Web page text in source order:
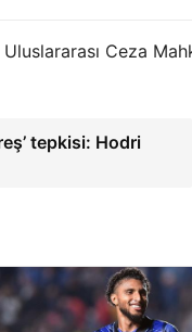
Ceza
tepkisi: Hodri